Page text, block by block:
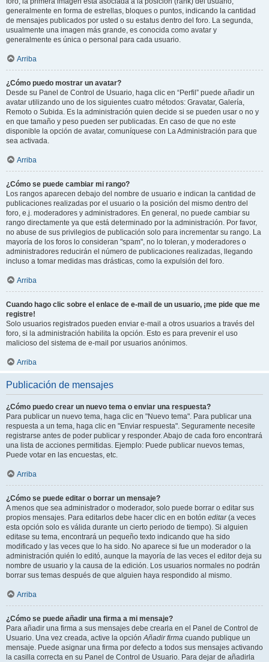
generalmente en forma de estrellas, bloques o puntos, indicando la cantidad
de mensajes publicados por usted o su estatus dentro del foro. La segunda,
usualmente una imagen más grande, es conocida como avatar y
generalmente es única o personal para cada usuario.
Arriba
¿Cómo puedo mostrar un avatar?
Desde su Panel de Control de Usuario, haga clic en “Perfil” puede añadir un
avatar utilizando uno de los siguientes cuatro métodos: Gravatar, Galería,
Remoto o Subida. Es la administración quien decide si se pueden usar o no y
en que tamaño y peso pueden ser publicadas. En caso de que no este
disponible la opción de avatar, comuníquese con La Administración para que
sea activada.
Arriba
¿Cómo se puede cambiar mi rango?
Los rangos aparecen debajo del nombre de usuario e indican la cantidad de
publicaciones realizadas por el usuario o la posición del mismo dentro del
foro, e.j. moderadores y administradores. En general, no puede cambiar su
rango directamente ya que está determinado por la administración. Por favor,
no abuse de sus privilegios de publicación solo para incrementar su rango. La
mayoría de los foros lo consideran "spam", no lo toleran, y moderadores o
administradores reducirán el número de publicaciones realizadas, llegando
incluso a tomar medidas mas drásticas, como la expulsión del foro.
Arriba
Cuando hago clic sobre el enlace de e-mail de un usuario, ¡me pide que me
registre!
Solo usuarios registrados pueden enviar e-mail a otros usuarios a través del
foro, si la administración habilita la opción. Esto es para prevenir el uso
malicioso del sistema de e-mail por usuarios anónimos.
Arriba
Publicación de mensajes
¿Cómo puedo crear un nuevo tema o enviar una respuesta?
Para publicar un nuevo tema, haga clic en "Nuevo tema". Para publicar una
respuesta a un tema, haga clic en "Enviar respuesta". Seguramente necesite
registrarse antes de poder publicar y responder. Abajo de cada foro encontrará
una lista de acciones permitidas. Ejemplo: Puede publicar nuevos temas,
Puede votar en las encuestas, etc.
Arriba
¿Cómo se puede editar o borrar un mensaje?
A menos que sea administrador o moderador, solo puede borrar o editar sus
propios mensajes. Para editarlos debe hacer clic en en botón editar(a veces
esta opción solo es válida durante un cierto periodo de tiempo). Si alguien
editase su tema, encontrará un pequeño texto indicando que ha sido
modificado y las veces que lo ha sido. No aparece si fue un moderador o la
administración quién lo editó, aunque la mayoría de las veces el editor deja su
nombre de usuario y la causa de la edición. Los usuarios normales no podrán
borrar sus temas después de que alguien haya respondido al mismo.
Arriba
¿Cómo se puede añadir una firma a mi mensaje?
Para añadir una firma a sus mensajes debe crearla en el Panel de Control de
Usuario. Una vez creada, active la opciónAñadir firma cuando publique un
mensaje. Puede asignar una firma por defecto a todos sus mensajes activando
la casilla correcta en su Panel de Control de Usuario. Para dejar de añadirla